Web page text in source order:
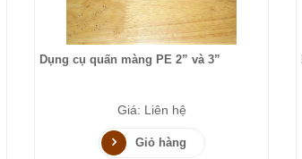
Dụng cụ quấn màng PE 2” và 3”
Giá: Liên hệ
Giỏ hàng